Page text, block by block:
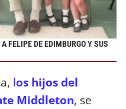
FELIPE DE EDIMBURGO Y SUS
los hijos del
Middleton, se